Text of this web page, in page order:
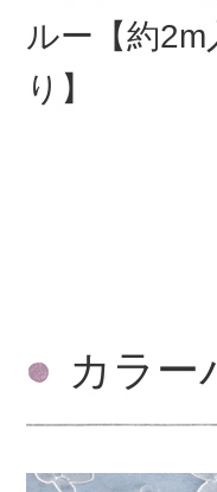
ルー【約2m
り】
カラー